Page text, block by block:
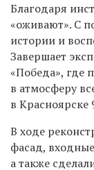
Благодаря
«оживают». С
истории и
Завершает
«Победа», где
в атмосферу
в Красноярске
В ходе
фасад,
а также